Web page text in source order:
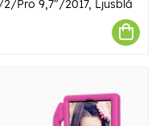
2/Pro 9,7"/2017, Ljusblå